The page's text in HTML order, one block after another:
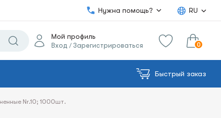
Нужна помощь? RU
Мой профиль
Вход / Зарегистрироваться 0
Быстрый заказ
Nr.10; 1000шт.